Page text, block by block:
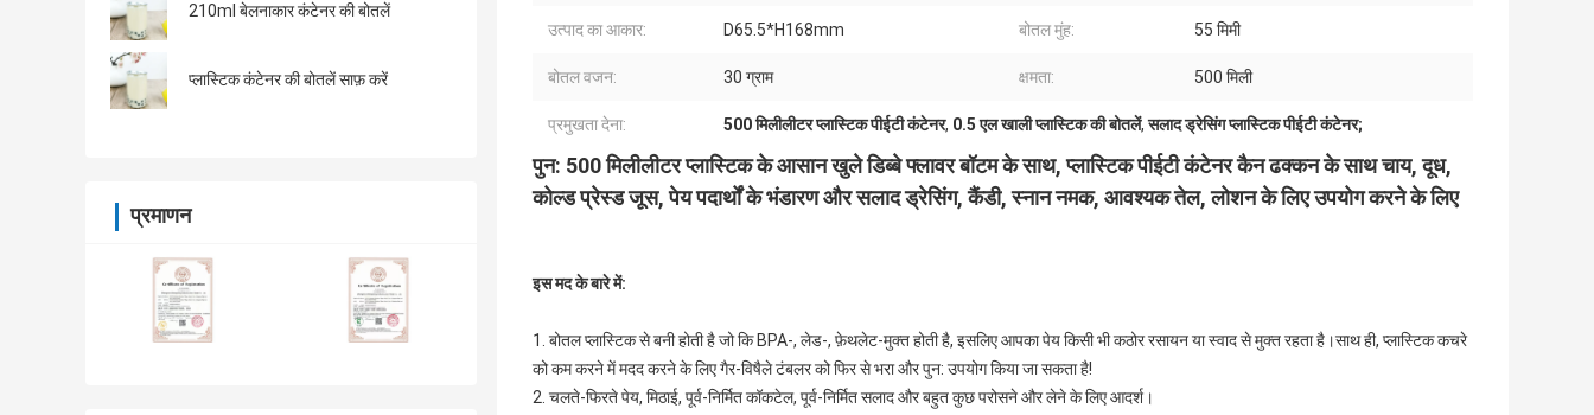
210ml बेलनाकार कंटेनर की बोतलें
प्लास्टिक कंटेनर की बोतलें साफ़ करें
प्रमाणन
उत्पाद का आकार: D65.5*H168mm बोतल मुंह: 55 मिमी
बोतल वजन: 30 ग्राम क्षमता: 500 मिली
प्रमुखता देना: 500 मिलीलीटर प्लास्टिक पीईटी कंटेनर, 0.5 एल खाली प्लास्टिक की बोतलें,सलाद ड्रेसिंग प्लास्टिक पीईटी कंटेनर;
पुन: 500 मिलीलीटर प्लास्टिक के आसान खुले डिब्बे फ्लावर बॉटम के साथ, प्लास्टिक पीईटी कंटेनर कैन ढक्कन के साथ चाय, दूध,
कोल्ड प्रेस्ड जूस, पेय पदार्थों के भंडारण और सलाद ड्रेसिंग, कैंडी, स्नान नमक, आवश्यक तेल, लोशन के लिए उपयोग करने के लिए
इस मद के बारे में:
1. बोतल प्लास्टिक से बनी होती है जो कि BPA-, लेड-, फ़ेथलेट-मुक्त होती है, इसलिए आपका पेय किसी भी कठोर रसायन या स्वाद से मुक्त रहता है।साथ ही, प्लास्टिक कचरे
को कम करने में मदद करने के लिए गैर-विषैले टंबलर को फिर से भरा और पुन: उपयोग किया जा सकता है!
2. चलते-फिरते पेय, मिठाई, पूर्व-निर्मित कॉकटेल, पूर्व-निर्मित सलाद और बहुत कुछ परोसने और लेने के लिए आदर्श।